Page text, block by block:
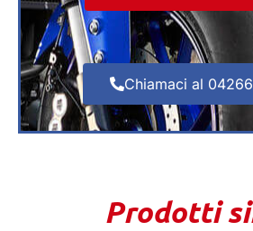
Chiamaci al
Prodotti